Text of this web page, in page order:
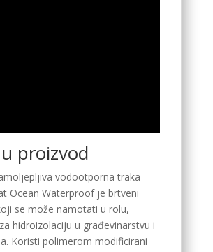
proizvod
vodootporna traka
Ocean Waterproof je brtveni
se može namotati u rolu,
hidroizolaciju u građevinarstvu i
Koristi polimerom modificirani